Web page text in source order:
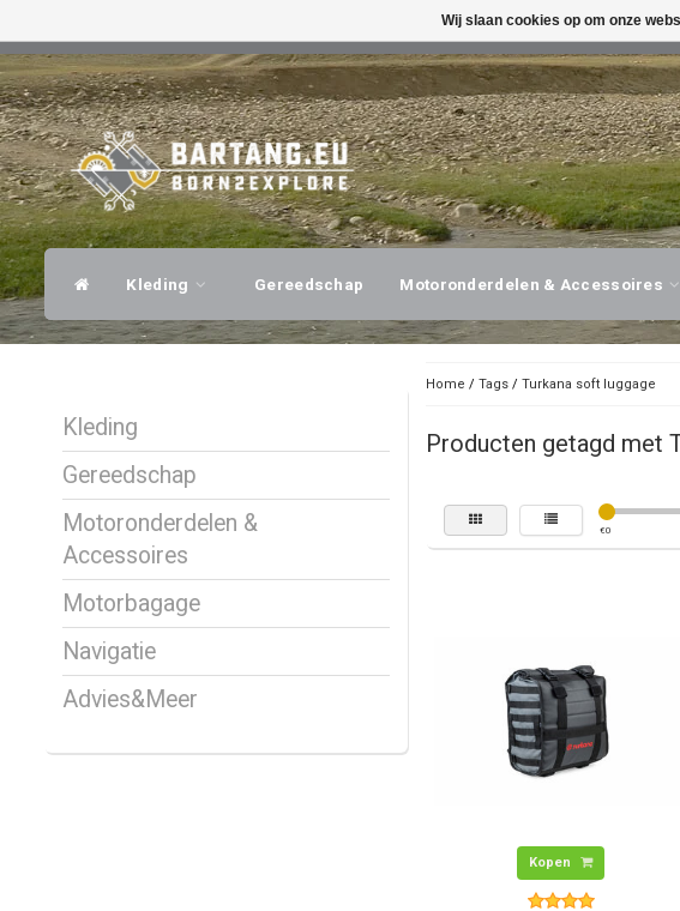
DESKUNDIG ADVIES,
Kleding Gereedschap Motoronderdelen & Accessoires
Kleding
Gereedschap
Motoronderdelen &
Accessoires
Motorbagage
Navigatie
Advies&Meer
Home / Tags/ Turkana soft luggage
Producten getagd met
€0
Kopen
Wij slaan cookies op om onze